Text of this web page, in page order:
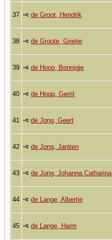
37 de Groot, Hendrik
38 de Groote, Grietje
39 de Hoop, Bonnigje
40 de Hoop, Gerrit
41 de Jong, Geert
42 de Jong, Jantien
43 de Jong, Johanna Catharina
44 de Lange, Albertje
45 de Lange, Harm